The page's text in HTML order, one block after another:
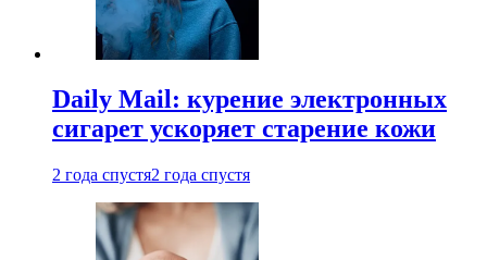
Daily Mail: курение электронных
сигарет ускоряет старение кожи
2 года спустя2 года спустя